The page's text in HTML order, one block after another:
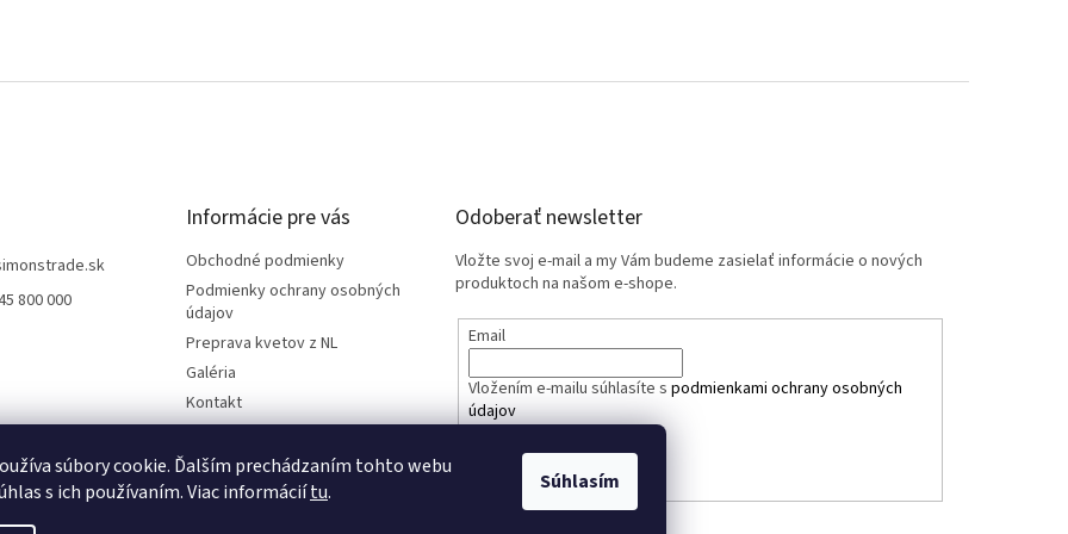
súbory cookie. Ďalším prechádzaním tohto webu
s ich používaním. Viac informáciítu. Súhlasím
800 000
Informácie pre vás
Obchodné podmienky
Podmienky ochrany osobných
údajov
Preprava kvetov z NL
Galéria
Kontakt
Odoberať newsletter
Vložte svoj e-mail a my Vám budeme zasielať informácie o nových
produktoch na našom e-shope.
Email
Vložením e-mailu súhlasíte spodmienkami ochrany osobných
údajov